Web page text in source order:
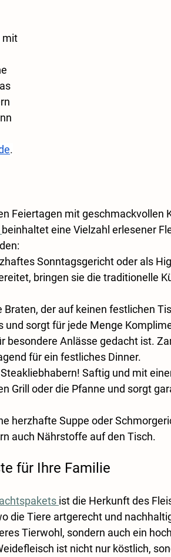
mit
.
Feiertagen mit geschmackvollen
beinhaltet eine Vielzahl erlesener
Sonntagsgericht oder als
bringen sie die traditionelle
Braten, der auf keinen festlichen
und sorgt für jede Menge
besondere Anlässe gedacht ist.
für ein festliches Dinner.
Saftig und mit
Grill oder die Pfanne und sorgt
herzhafte Suppe oder
auch Nährstoffe auf den Tisch.
für Ihre Familie
ist die Herkunft des
die Tiere artgerecht und
Tierwohl, sondern auch ein
ist nicht nur köstlich,